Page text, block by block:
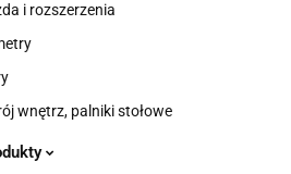
i rozszerzenia
wnętrz, palniki stołowe